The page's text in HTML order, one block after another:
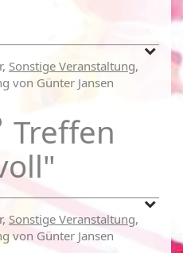
Sonstige Veranstaltung,
von Günter Jansen
Treffen
Sonstige Veranstaltung,
von Günter Jansen